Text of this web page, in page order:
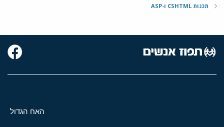
תכנות CSHTML ו-ASP
האח הגדול